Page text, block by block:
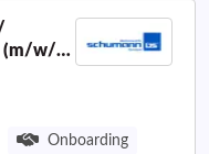
(m/w/d)
|
Onboarding